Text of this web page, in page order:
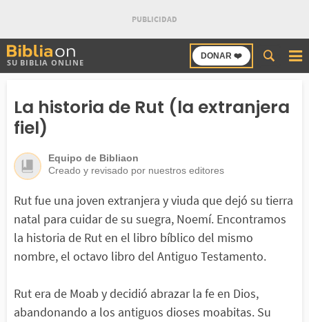
SU BIBLIA ONLINE
DONAR ❤️
Buscar
en
La historia de Rut (la extranjera
fiel)
Equipo de Bibliaon
Creado y revisado por nuestros editores
Rut fue una joven extranjera y viuda que dejó su tierra
natal para cuidar de su suegra, Noemí. Encontramos
la historia de Rut en el libro bíblico del mismo
nombre, el octavo libro del Antiguo Testamento.
Rut era de Moab y decidió abrazar la fe en Dios,
abandonando a los antiguos dioses moabitas. Su